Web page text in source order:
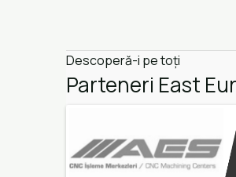
Descoperă-i pe toți
Parteneri East